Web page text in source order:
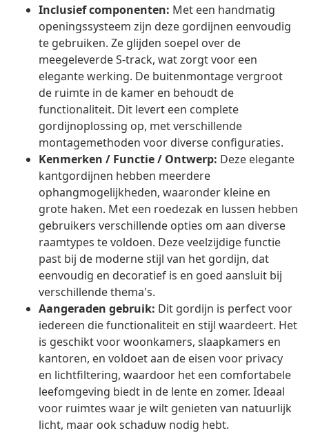
Inclusief componenten: Met een handmatig
openingssysteem zijn deze gordijnen eenvoudig
te gebruiken. Ze glijden soepel over de
meegeleverde S-track, wat zorgt voor een
elegante werking. De buitenmontage vergroot
de ruimte in de kamer en behoudt de
functionaliteit. Dit levert een complete
gordijnoplossing op, met verschillende
montagemethoden voor diverse configuraties.
Kenmerken / Functie / Ontwerp: Deze elegante
kantgordijnen hebben meerdere
ophangmogelijkheden, waaronder kleine en
grote haken. Met een roedezak en lussen hebben
gebruikers verschillende opties om aan diverse
raamtypes te voldoen. Deze veelzijdige functie
past bij de moderne stijl van het gordijn, dat
eenvoudig en decoratief is en goed aansluit bij
verschillende thema's.
Aangeraden gebruik: Dit gordijn is perfect voor
iedereen die functionaliteit en stijl waardeert. Het
is geschikt voor woonkamers, slaapkamers en
kantoren, en voldoet aan de eisen voor privacy
en lichtfiltering, waardoor het een comfortabele
leefomgeving biedt in de lente en zomer. Ideaal
voor ruimtes waar je wilt genieten van natuurlijk
licht, maar ook schaduw nodig hebt.